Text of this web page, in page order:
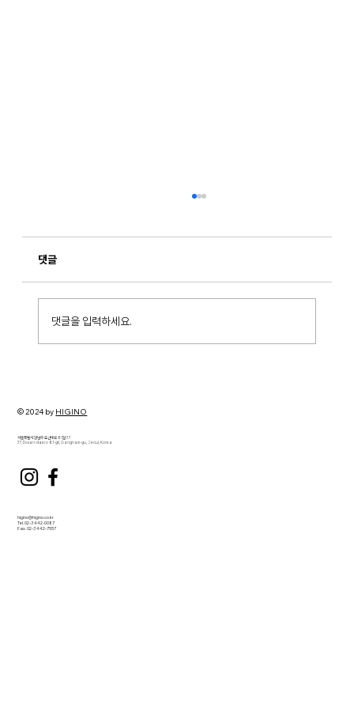
댓글
댓글을 입력하세요.
© 2024 by HIGINO
higino@higino.co.kr
Tel. 02-3442-0087
Fax. 02-3442-7557
서울특별시 강남구 도산대로 81길 37
37, Dosan-daero 81-gil, Gangnam-gu, Seoul, Korea